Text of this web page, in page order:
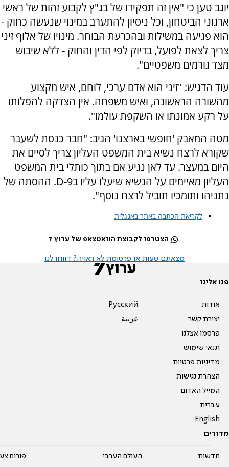
יוגב טען כי "אין זה תפקידו של בג"ץ לקבוע זהות של ראשי
ארגוני הביטחון, וכל ניסיון להתערב במינוי שנעשה כחוק -
הוא פגיעה במשילות ובהכרעת הבוחר. מינויו של אלוף זיני
צריך לצאת לפועל, בדיוק לפי הדין והחוק - ללא שיבוש
מצד גורמים משפטיים".
עוד הדגיש: "זיני הוא אדם ערכי, לוחם, איש מקצוע
מהשורה הראשונה, ואיש משפחה. אין הצדקה להפלותו
על רקע אמונתו או השקפת עולמו".
מטה המאבק 'חופשי בארצנו' הגיב: "חבר כנסת לשעבר
שקורא לרצח נשיא בית המשפט העליון צריך לסיים את
היום במעצר. עד לאן נגיע אם בתוך כותלי בית המשפט
העליון מאיימים על הנשיא שיעלו עליו בD-9. ההסתה של
נתניהו ותומכיו תוביל לרצח נוסף".
לקריאת הכתבה באתר באנגלית
הצטרפו לקבוצת הוואטצאפ של ערוץ 7
מצאתם טעות או פרסומת לא ראויה? דווחו לנו
פנו אלינו
אודות
יצירת קשר
פרסמו אצלנו
תנאי שימוש
מדיניות פרטיות
הצהרת נגישות
המייל האדום
עברית
English
Pусский
عربية
מדורים
חדשות העולם הערבי פורום